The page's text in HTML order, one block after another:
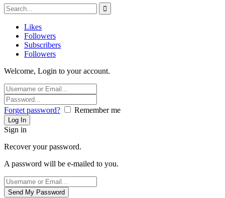
Likes
Followers
Subscribers
Followers
Welcome, Login to your account.
Forget password? Remember me
Sign in
Recover your password.
A password will be e-mailed to you.